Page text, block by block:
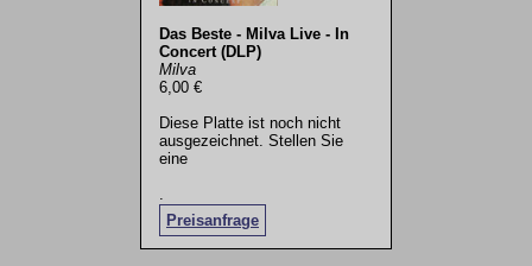
Das Beste - Milva Live - In
Concert (DLP)
Milva
6,00 €
Diese Platte ist noch nicht
ausgezeichnet. Stellen Sie
eine
Preisanfrage